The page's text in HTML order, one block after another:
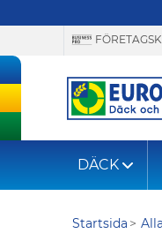
DÄCK
Startsida Alla